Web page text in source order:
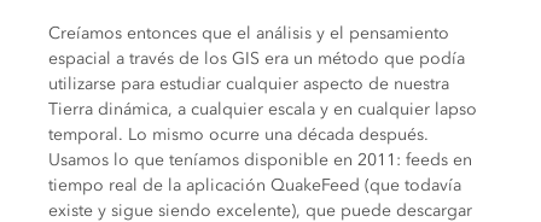
Creíamos entonces que el análisis y el pensamiento
espacial a través de los GIS era un método que podía
utilizarse para estudiar cualquier aspecto de nuestra
Tierra dinámica, a cualquier escala y en cualquier lapso
temporal. Lo mismo ocurre una década después.
Usamos lo que teníamos disponible en 2011: feeds en
tiempo real de la aplicación QuakeFeed (que todavía
existe y sigue siendo excelente), que puede descargar